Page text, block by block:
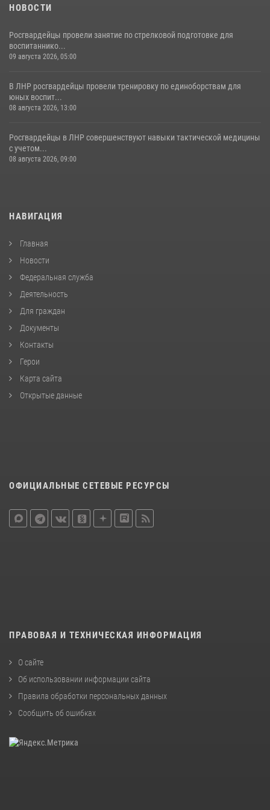
НОВОСТИ
Росгвардейцы провели занятие по стрелковой подготовке для
воспитаннико...
09 августа 2026, 05:00
В ЛНР росгвардейцы провели тренировку по единоборствам для
юных воспит...
08 августа 2026, 13:00
Росгвардейцы в ЛНР совершенствуют навыки тактической медицины
с учетом...
08 августа 2026, 09:00
НАВИГАЦИЯ
Главная
Новости
Федеральная служба
Деятельность
Для граждан
Документы
Контакты
Герои
Карта сайта
Открытые данные
ОФИЦИАЛЬНЫЕ СЕТЕВЫЕ РЕСУРСЫ
ПРАВОВАЯ И ТЕХНИЧЕСКАЯ ИНФОРМАЦИЯ
О сайте
Об использовании информации сайта
Правила обработки персональных данных
Сообщить об ошибках